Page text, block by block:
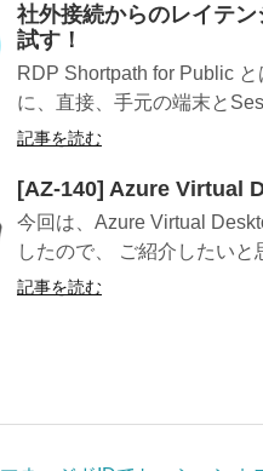
社外接続からのレイテ
試す！
RDP Shortpath for Public
に、直接、手元の端末と
記事を読む
[AZ-140] Azure Virtual
今回は、Azure Virtual
したので、 ご紹介したいと
記事を読む